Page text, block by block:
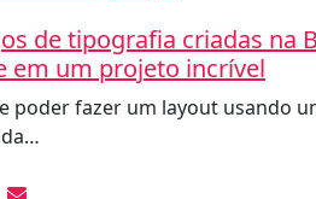
de tipografia criadas na
em um projeto incrível
poder fazer um layout usando